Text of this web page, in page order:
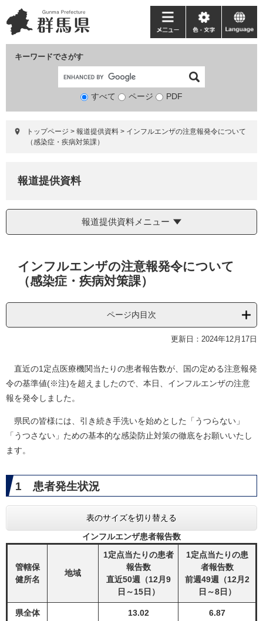
ー
ジ
ニ
ュ
て
キーワードでさがす
検
象
すべて ページ PDF
メ
ニ
ー
色・
文
language
トップページ > 報道提供資料 > インフルエンザの注意報発令について
（感染症・疾病対策課）
報道提供資料
報道提供資料メニュー
インフルエンザの注意報発令について
（感染症・疾病対策課）
ページ内目次
更新日：2024年12月17日
直近の1定点医療機関当たりの患者報告数が、国の定める注意報発
令の基準値(※注)を超えましたので、本日、インフルエンザの注意
報を発令しました。
県民の皆様には、引き続き手洗いを始めとした「うつらない」
「うつさない」ための基本的な感染防止対策の徹底をお願いいたし
ます。
1 患者発生状況
表のサイズを切り替える
インフルエンザ患者報告数
管轄保
健所名
地域
1定点当たりの患者
報告数
直近50週（12月9
日～15日）
1定点当たりの患
者報告数
前週49週（12月2
日～8日）
県全体 13.02 6.87